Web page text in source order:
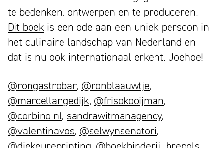
te bedenken, ontwerpen en te produceren.
Dit boek is een ode aan een uniek persoon in
het culinaire landschap van Nederland en
dat is nu ook internationaal erkent. Joehoe!
@rongastrobar, @ronblaauwtje,
@marcellangedijk, @frisokooijman,
@corbino.nl, sandrawitmanagency,
@valentinavos, @selwynsenatori,